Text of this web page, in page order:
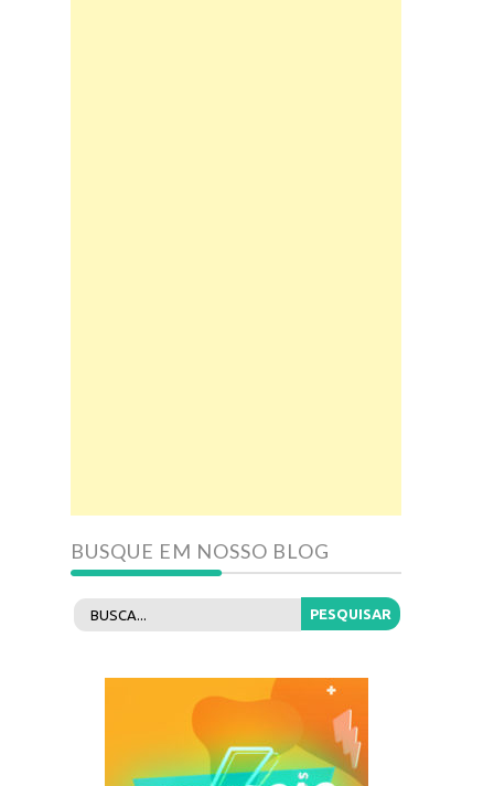
BUSQUE EM NOSSO BLOG